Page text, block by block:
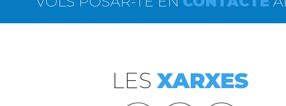
LESXARXES